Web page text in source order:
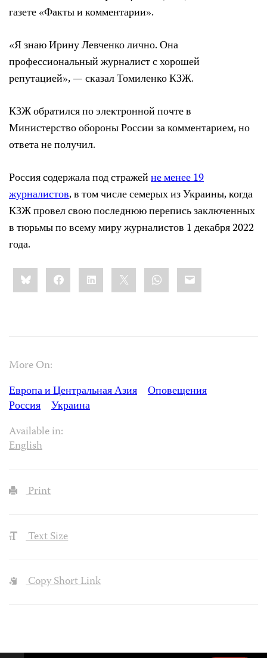
газете «Факты и комментарии».
«Я знаю Ирину Левченко лично. Она
профессиональный журналист с хорошей
репутацией», — сказал Томиленко КЗЖ.
КЗЖ обратился по электронной почте в
Министерство обороны России за комментарием, но
ответа не получил.
Россия содержала под стражейне менее 19
журналистов, в том числе семерых из Украины, когда
КЗЖ провел свою последнюю перепись заключенных
в тюрьмы по всему миру журналистов 1 декабря 2022
года.
Share
this:BlueskyFacebookLinkedIn WhatsApp
Email
More On:
Европа и Центральная Азия
Оповещения
Россия
Украина
Available in:
English
Print
Text Size
Copy Short Link